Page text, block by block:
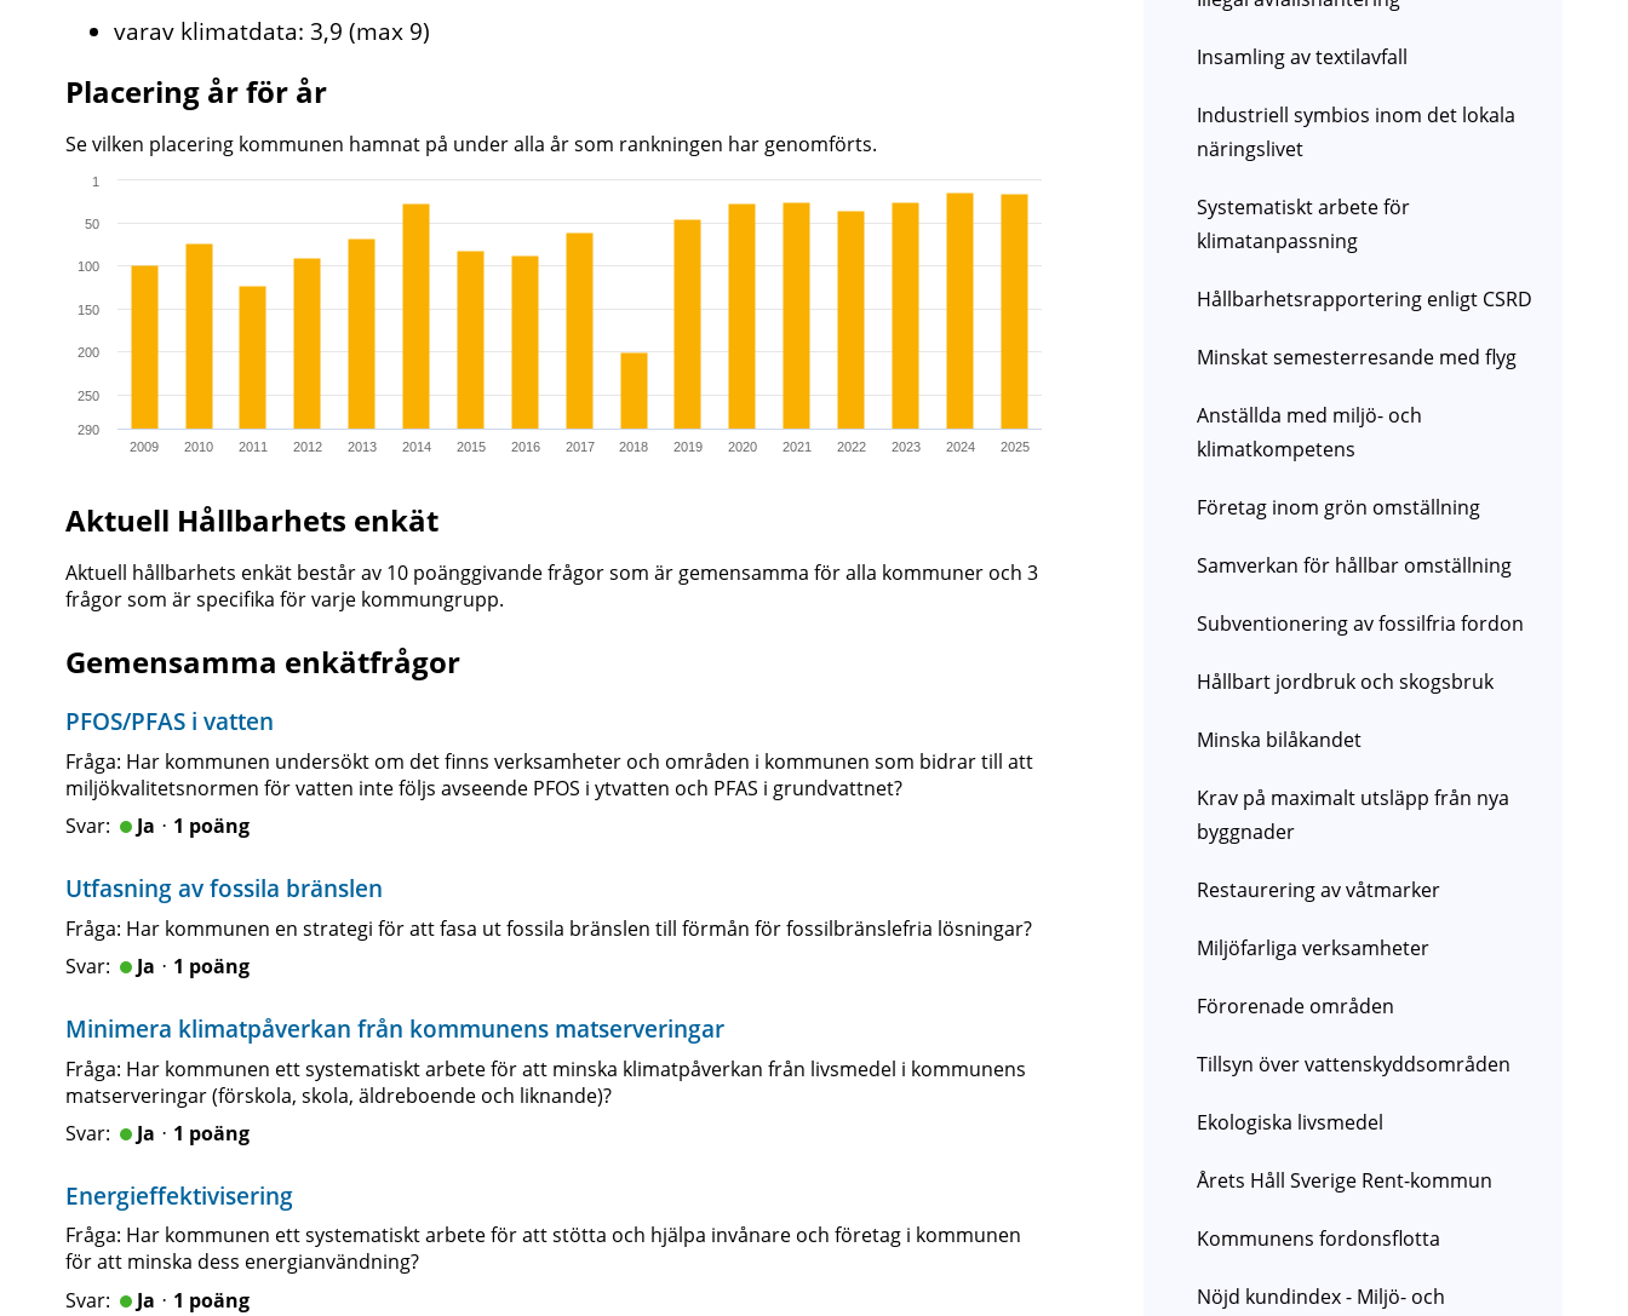
varav klimatdata: 3,9 (max 9)
Placering år för år
Se vilken placering kommunen hamnat på under alla år som rankningen har genomförts.
The chart has 1 X axis displaying categories.
The chart has 1 Y axis displaying values. Range: 1 to 290.
2009 2010 2011 2012 2013 2014 2015 2016 2017 2018 2019 2020 2021 2022 2023 2024 2025
1
50
100
150
200
250
290
Aktuell Hållbarhets enkät
Aktuell hållbarhets enkät består av 10 poänggivande frågor som är gemensamma för alla kommuner och 3
frågor som är specifika för varje kommungrupp.
Gemensamma enkätfrågor
PFOS/PFAS i vatten
Fråga: Har kommunen undersökt om det finns verksamheter och områden i kommunen som bidrar till att
miljökvalitetsnormen för vatten inte följs avseende PFOS i ytvatten och PFAS i grundvattnet?
Jaᆞ1 poäng
Utfasning av fossila bränslen
Fråga: Har kommunen en strategi för att fasa ut fossila bränslen till förmån för fossilbränslefria lösningar?
Jaᆞ1 poäng
Minimera klimatpåverkan från kommunens matserveringar
Fråga: Har kommunen ett systematiskt arbete för att minska klimatpåverkan från livsmedel i kommunens
matserveringar (förskola, skola, äldreboende och liknande)?
Jaᆞ1 poäng
Energieffektivisering
Fråga: Har kommunen ett systematiskt arbete för att stötta och hjälpa invånare och företag i kommunen
för att minska dess energianvändning?
Jaᆞ1 poäng
Insamling av textilavfall
Industriell symbios inom det lokala
näringslivet
Systematiskt arbete för
klimatanpassning
Hållbarhetsrapportering enligt CSRD
Minskat semesterresande med flyg
Anställda med miljö- och
klimatkompetens
Företag inom grön omställning
Samverkan för hållbar omställning
Subventionering av fossilfria fordon
Hållbart jordbruk och skogsbruk
Minska bilåkandet
Krav på maximalt utsläpp från nya
byggnader
Restaurering av våtmarker
Miljöfarliga verksamheter
Förorenade områden
Tillsyn över vattenskyddsområden
Ekologiska livsmedel
Årets Håll Sverige Rent-kommun
Kommunens fordonsflotta
Nöjd kundindex - Miljö- och